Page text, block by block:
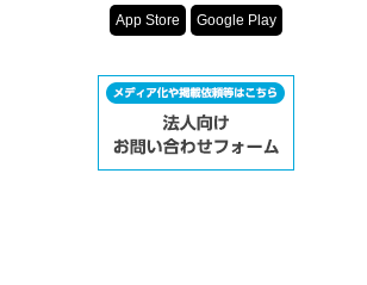
App Store Google Play